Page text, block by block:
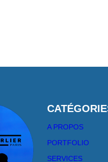
A PROPOS
PORTFOLIO
SERVICES